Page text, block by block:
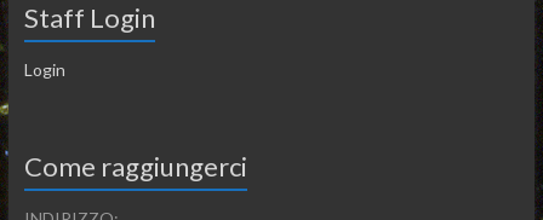
Staff Login
Login
Come raggiungerci